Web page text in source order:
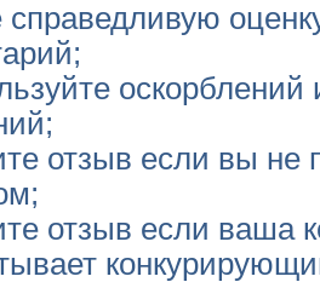
справедливую
оскорблений
отзыв если вы не
отзыв если ваша